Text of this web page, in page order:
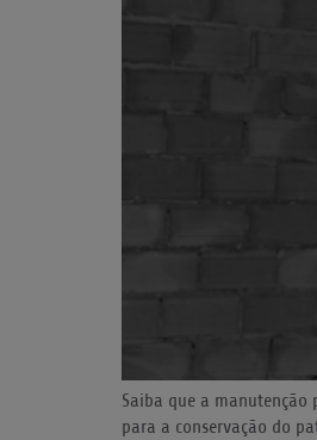
Saiba que a
para a conservação do